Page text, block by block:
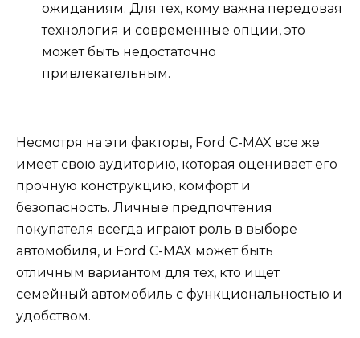
ожиданиям. Для тех, кому важна передовая
технология и современные опции, это
может быть недостаточно
привлекательным.
Несмотря на эти факторы, Ford C-MAX все же
имеет свою аудиторию, которая оценивает его
прочную конструкцию, комфорт и
безопасность. Личные предпочтения
покупателя всегда играют роль в выборе
автомобиля, и Ford C-MAX может быть
отличным вариантом для тех, кто ищет
семейный автомобиль с функциональностью и
удобством.